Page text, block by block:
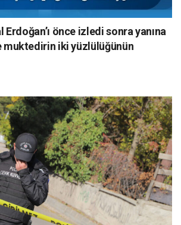
Erdoğan’ı önce izledi sonra yanına
muktedirin iki yüzlülüğünün